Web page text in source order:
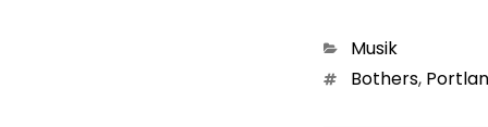
Kategorien
Musik
Schlagwörter
Bothers,